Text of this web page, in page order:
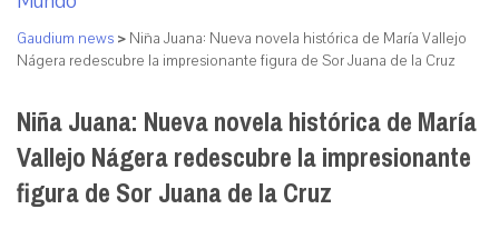
Gaudium news > Niña Juana: Nueva novela histórica de María Vallejo
Nágera redescubre la impresionante figura de Sor Juana de la Cruz
Niña Juana: Nueva novela histórica de María
Vallejo Nágera redescubre la impresionante
figura de Sor Juana de la Cruz